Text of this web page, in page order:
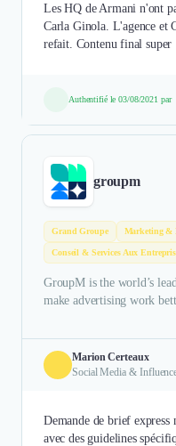
Les HQ de Armani n'ont
Carla Ginola. L'agence et
refait. Contenu final super
Authentifié le 03/08/2021 par
groupm
Grand Groupe Marketing &
Conseil & Services Aux
GroupM is the world’s
make advertising work
Marion Certeaux
Social Media &
Demande de brief express
avec des guidelines